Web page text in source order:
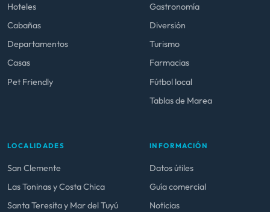
Hoteles
Cabañas
Departamentos
Casas
Pet Friendly
Gastronomía
Diversión
Turismo
Farmacias
Fútbol local
Tablas de Marea
LOCALIDADES
San Clemente
Las Toninas y Costa Chica
Santa Teresita y Mar del Tuyú
INFORMACIÓN
Datos útiles
Guía comercial
Noticias